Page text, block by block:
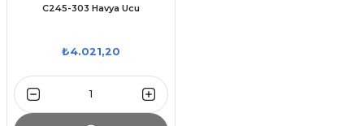
C245-303 Havya Ucu
₺4.021,20